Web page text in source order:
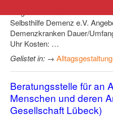
Selbsthilfe Demenz e.V.
Demenzkranken Dauer/
Uhr Kosten: …
Gelistet in: →
Beratungsstelle für an
Menschen und deren
Gesellschaft Lübeck)